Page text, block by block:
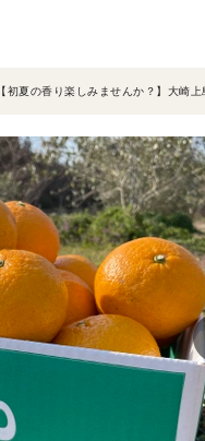
【初夏の香り楽しみませんか？】大崎